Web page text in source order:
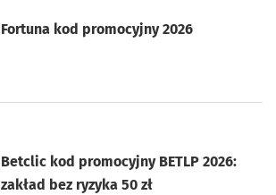
Fortuna kod promocyjny 2026
Betclic kod promocyjny BETLP 2026:
zakład bez ryzyka 50 zł